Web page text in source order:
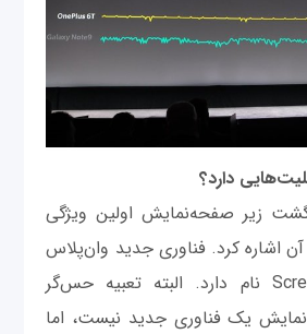
دارد؟
زیر صفحه‌نمایش اولین ویژگی
اشاره کرد. فناوری جدید وان‌پلاس
6 تی Screen Unlock نام دارد. البته تعبیه حس‌گر
یک فناوری جدید نیست، اما